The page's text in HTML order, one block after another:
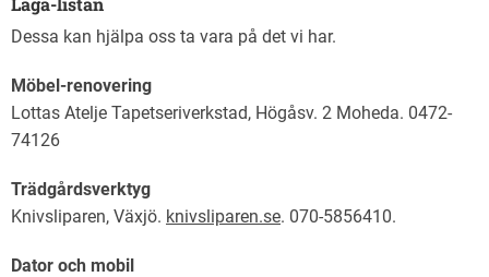
Dessa kan hjälpa oss ta vara på det vi har.
Möbel-renovering
Lottas Atelje Tapetseriverkstad, Högåsv. 2 Moheda. 0472-
74126
Trädgårdsverktyg
Knivsliparen, Växjö. knivsliparen.se. 070-5856410.
Dator och mobil